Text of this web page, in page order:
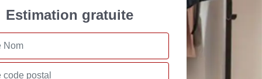
Estimation gratuite